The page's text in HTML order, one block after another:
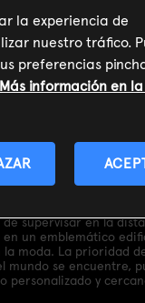
York donde vive
de Velvet.
supervisar en la
un emblemático
moda. La prioridad
mundo se encuentre,
y
la experiencia de
nuestro tráfico.
preferencias
Más información en